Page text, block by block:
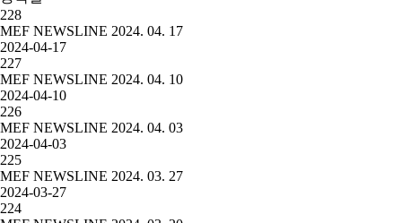
228
MEF NEWSLINE 2024. 04. 17
2024-04-17
227
MEF NEWSLINE 2024. 04. 10
2024-04-10
226
MEF NEWSLINE 2024. 04. 03
2024-04-03
225
MEF NEWSLINE 2024. 03. 27
2024-03-27
224